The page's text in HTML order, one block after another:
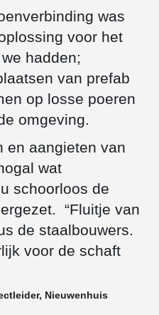
was
voor het
hadden;
van prefab
op losse poeren
omgeving.
en aangieten van
wat
schoorloos de
“Fluitje van
de staalbouwers.
voor de schaft
Nieuwenhuis